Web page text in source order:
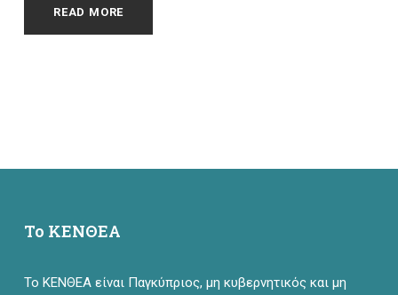
READ MORE
Το ΚΕΝΘΕΑ
Το ΚΕΝΘΕΑ είναι Παγκύπριος, μη κυβερνητικός και μη